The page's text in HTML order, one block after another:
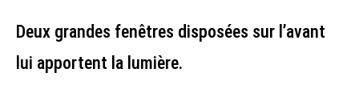
Deux grandes fenêtres disposées sur l’avant
lui apportent la lumière.